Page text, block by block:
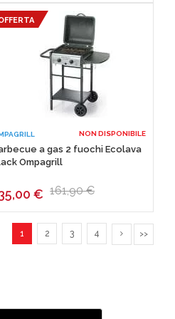
NON DISPONIBILE
a gas 2 fuochi Ecolava
Ompagrill
€ 161,90 €
1 2 3 4 >>